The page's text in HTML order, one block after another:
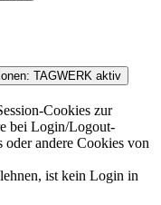
TAGWERK aktiv
Cookies zur
bei Login/Logout-
andere Cookies von
ist kein Login in